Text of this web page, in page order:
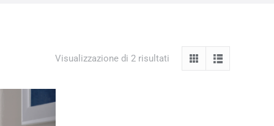
Visualizzazione di 2 risultati